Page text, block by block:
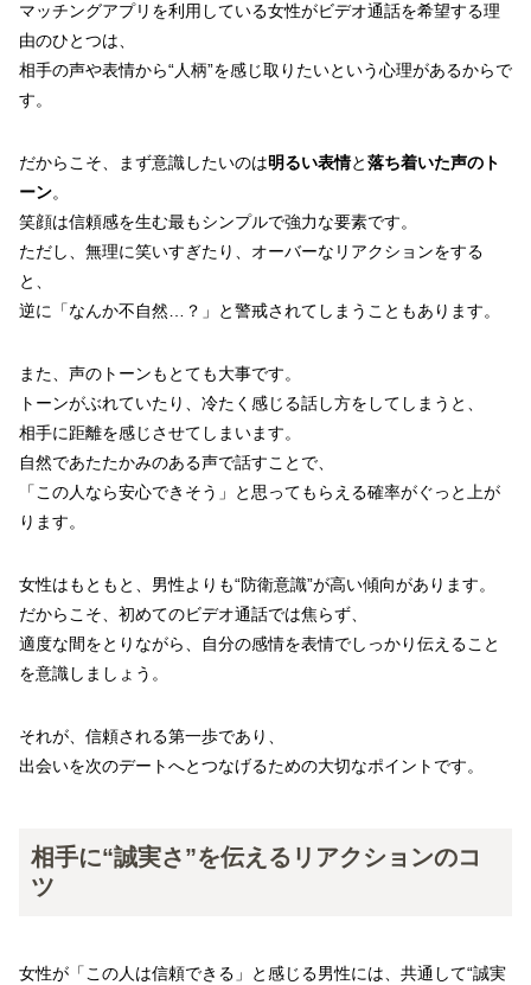
マッチングアプリを利用している女性がビデオ通話を希望する理
由のひとつは、
相手の声や表情から“人柄”を感じ取りたいという心理があるからで
す。
だからこそ、まず意識したいのは明るい表情と落ち着いた声のト
ーン。
笑顔は信頼感を生む最もシンプルで強力な要素です。
ただし、無理に笑いすぎたり、オーバーなリアクションをする
と、
逆に「なんか不自然…？」と警戒されてしまうこともあります。
また、声のトーンもとても大事です。
トーンがぶれていたり、冷たく感じる話し方をしてしまうと、
相手に距離を感じさせてしまいます。
自然であたたかみのある声で話すことで、
「この人なら安心できそう」と思ってもらえる確率がぐっと上が
ります。
女性はもともと、男性よりも“防衛意識”が高い傾向があります。
だからこそ、初めてのビデオ通話では焦らず、
適度な間をとりながら、自分の感情を表情でしっかり伝えること
を意識しましょう。
それが、信頼される第一歩であり、
出会いを次のデートへとつなげるための大切なポイントです。
相手に“誠実さ”を伝えるリアクションのコ
ツ
女性が「この人は信頼できる」と感じる男性には、共通して“誠実